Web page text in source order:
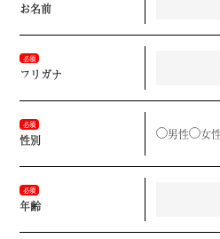
お名前
必須
フリガナ
必須
性別 男性 女性
必須
年齢